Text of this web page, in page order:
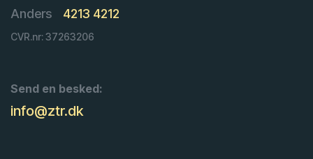
Anders
4213 4212
CVR.nr: 37263206
Send en besked:
info@ztr.dk